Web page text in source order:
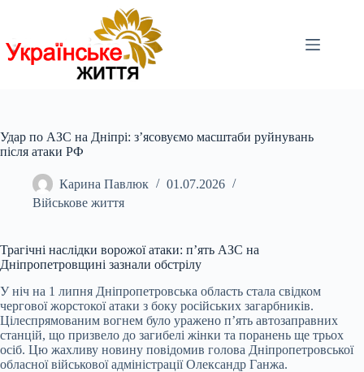
Удар по АЗС на Дніпрі: з’ясовуємо масштаби руйнувань
після атаки РФ
Карина Павлюк
01.07.2026
Військове життя
Трагічні наслідки ворожої атаки: п’ять АЗС на
Дніпропетровщині зазнали обстрілу
У ніч на 1 липня Дніпропетровська область стала свідком
чергової жорстокої атаки з боку російських загарбників.
Цілеспрямованим вогнем було уражено п’ять автозаправних
станцій, що призвело до загибелі жінки та поранень ще трьох
осіб. Цю жахливу новину повідомив голова Дніпропетровської
обласної військової адміністрації Олександр Ганжа.